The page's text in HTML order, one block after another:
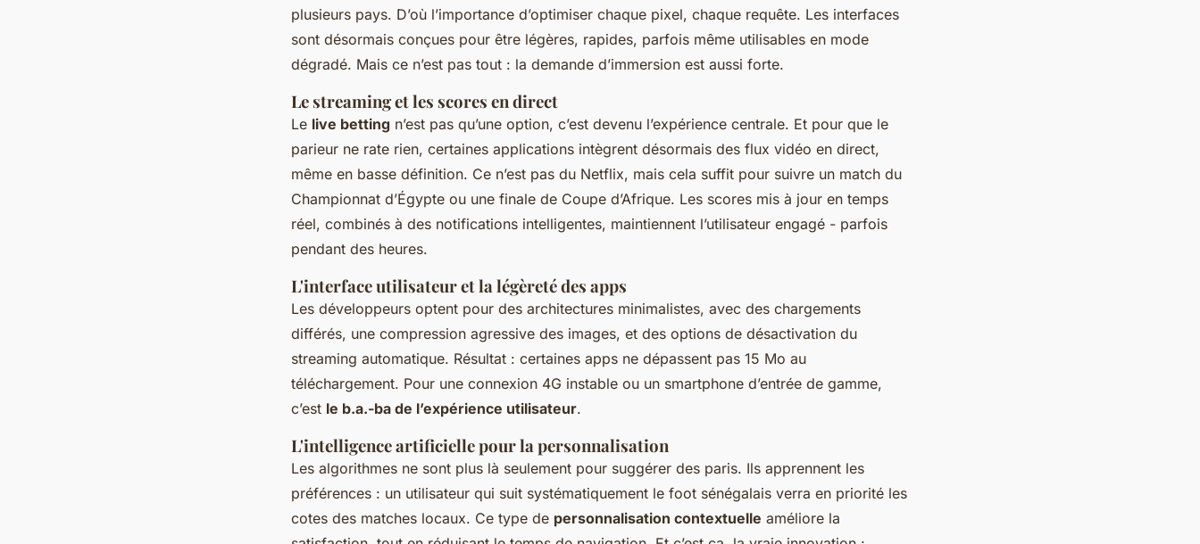
plusieurs pays. D’où l’importance d’optimiser chaque pixel, chaque requête. Les interfaces
sont désormais conçues pour être légères, rapides, parfois même utilisables en mode
dégradé. Mais ce n’est pas tout : la demande d’immersion est aussi forte.
Le streaming et les scores en direct
Le live betting n’est pas qu’une option, c’est devenu l’expérience centrale. Et pour que le
parieur ne rate rien, certaines applications intègrent désormais des flux vidéo en direct,
même en basse définition. Ce n’est pas du Netflix, mais cela suffit pour suivre un match du
Championnat d’Égypte ou une finale de Coupe d’Afrique. Les scores mis à jour en temps
réel, combinés à des notifications intelligentes, maintiennent l’utilisateur engagé - parfois
pendant des heures.
L'interface utilisateur et la légèreté des apps
Les développeurs optent pour des architectures minimalistes, avec des chargements
différés, une compression agressive des images, et des options de désactivation du
streaming automatique. Résultat : certaines apps ne dépassent pas 15 Mo au
téléchargement. Pour une connexion 4G instable ou un smartphone d’entrée de gamme,
c’est le b.a.-ba de l’expérience utilisateur.
L'intelligence artificielle pour la personnalisation
Les algorithmes ne sont plus là seulement pour suggérer des paris. Ils apprennent les
préférences : un utilisateur qui suit systématiquement le foot sénégalais verra en priorité les
cotes des matches locaux. Ce type de personnalisation contextuelle améliore la